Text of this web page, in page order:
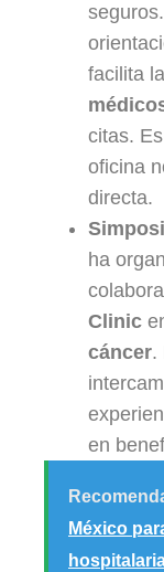
facilita
citas.
oficina
directa.
ha
Clinic
cáncer.
en
México